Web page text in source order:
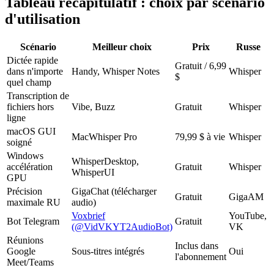
d'utilisation
Scénario Meilleur choix Prix
Russe
Dictée rapide
dans n'importe
quel champ
Handy, Whisper Notes
Gratuit / 6,99
$
Whisper
Transcription de
fichiers hors
ligne
Vibe, Buzz Gratuit Whisper
macOS GUI
soigné
MacWhisper Pro 79,99 $ à vie Whisper
Windows
accélération
GPU
WhisperDesktop,
WhisperUI
Gratuit Whisper
Précision
maximale RU
GigaChat (télécharger
audio)
Gratuit GigaAM
Bot Telegram
Voxbrief
(@VidVKYT2AudioBot)
Gratuit
YouTube,
VK
Réunions
Google
Meet/Teams
Sous-titres intégrés
Inclus dans
l'abonnement
Oui